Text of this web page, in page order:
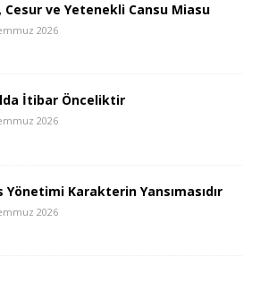
Cesur ve Yetenekli Cansu Miasu
2026
İtibar Önceliktir
2026
Yönetimi Karakterin Yansımasıdır
2026